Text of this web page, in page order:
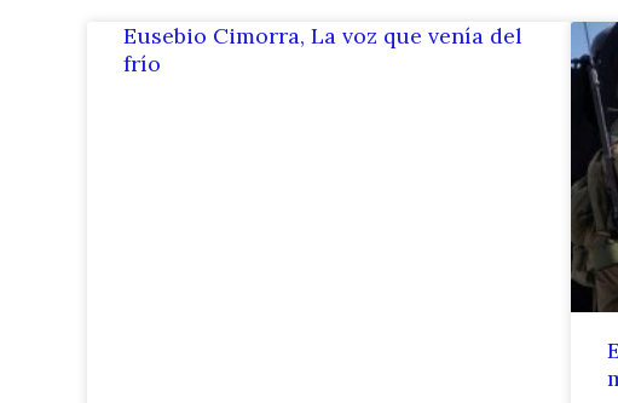
Eusebio Cimorra, La voz que venía del
frío